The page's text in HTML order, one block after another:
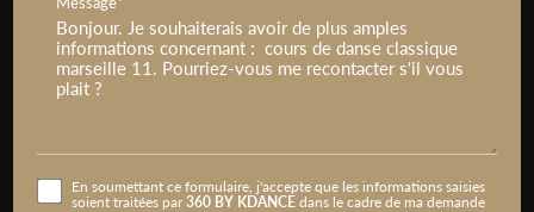
En soumettant ce formulaire, j'accepte que les informations saisies
soient traitées par360 BY KDANCEdans le cadre de ma demande